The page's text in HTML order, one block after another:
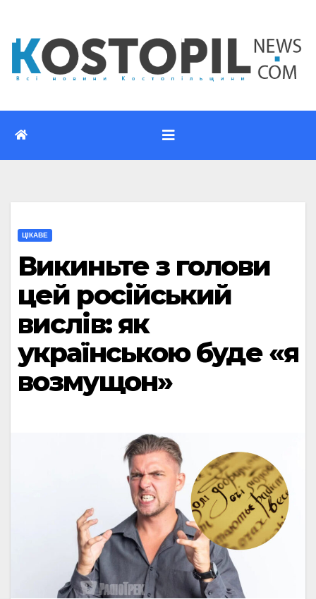
вмісту
ЦІКАВЕ
Викиньте з голови
цей російський
вислів: як
українською буде «я
возмущон»